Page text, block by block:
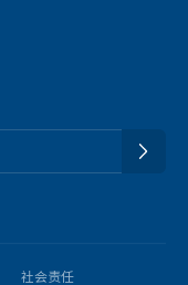
社会责任